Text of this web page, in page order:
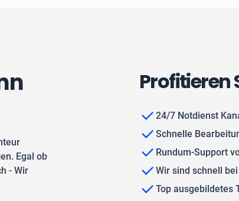
Egal ob
- Wir
Profitieren
24/7 Notdienst
Schnelle
Rundum-Support
Wir sind schnell
Top ausgebildetes